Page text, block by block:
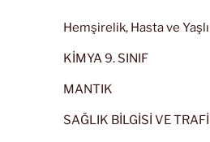
Hemşirelik, Hasta ve
KİMYA 9. SINIF
MANTIK
SAĞLIK BİLGİSİ VE